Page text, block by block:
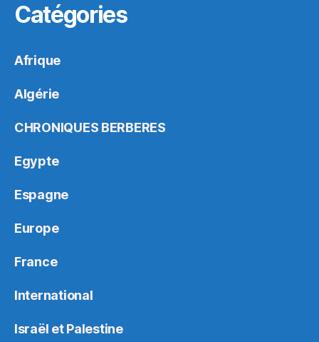
Catégories
Afrique
Algérie
CHRONIQUES BERBERES
Egypte
Espagne
Europe
France
International
Israël et Palestine